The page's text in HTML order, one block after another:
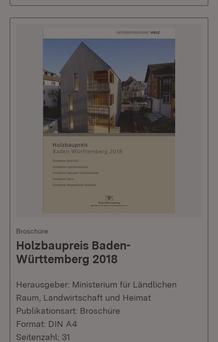
Broschüre
Holzbaupreis Baden-
Württemberg 2018
Herausgeber: Ministerium für Ländlichen
Raum, Landwirtschaft und Heimat
Publikationsart: Broschüre
Format: DIN A4
Seitenzahl: 31